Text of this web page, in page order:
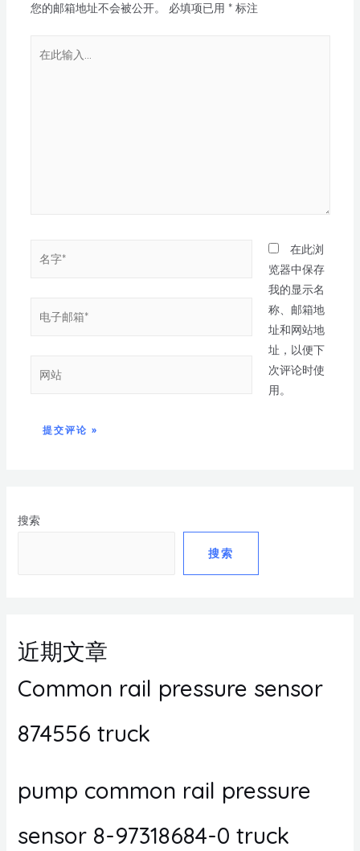
搜索
搜索
近期文章
Common rail pressure sensor
874556 truck
pump common rail pressure
sensor 8-97318684-0 truck
您的邮箱地址不会被公开。 必填项已用 *标注
在此浏
览器中保存
我的显示名
称、邮箱地
址和网站地
址，以便下
次评论时使
用。